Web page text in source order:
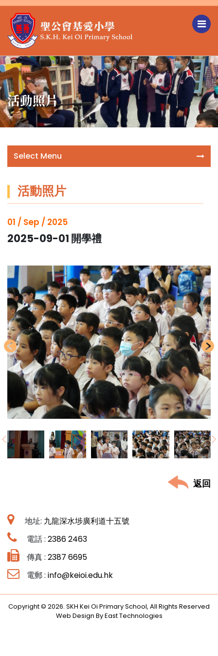
活動照片
Select Menu
活動照片
01 / Sep / 2025
2025-09-01 開學禮
返回
地址: 九龍深水埗廣利道十五號
電話 : 2386 2463
傳真 : 2387 6695
電郵 : info@keioi.edu.hk
Copyright © 2026. SKH Kei Oi Primary School, All Rights Reserved
Web Design By East Technologies